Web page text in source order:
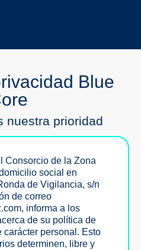
Blue
nuestra prioridad
Consorcio de la Zona
social en
de Vigilancia, s/n
de correo
, informa a los
de su política de
carácter personal. Esto
determinen, libre y